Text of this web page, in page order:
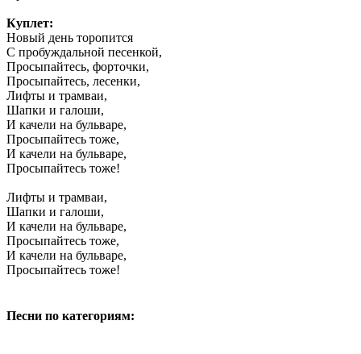
Куплет:
Новый день торопится
С пробуждальной песенкой,
Просыпайтесь, форточки,
Просыпайтесь, лесенки,
Лифты и трамваи,
Шапки и галоши,
И качели на бульваре,
Просыпайтесь тоже,
И качели на бульваре,
Просыпайтесь тоже!
Лифты и трамваи,
Шапки и галоши,
И качели на бульваре,
Просыпайтесь тоже,
И качели на бульваре,
Просыпайтесь тоже!
Песни по категориям: